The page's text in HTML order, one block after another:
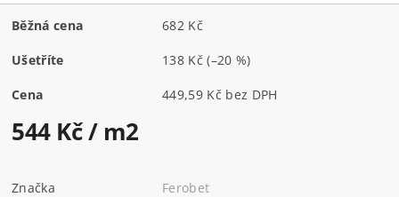
Běžná cena 682 Kč
Ušetříte 138 Kč(–20 %)
Cena 449,59 Kč bez DPH
544 Kč/ m2
Značka
Ferobet